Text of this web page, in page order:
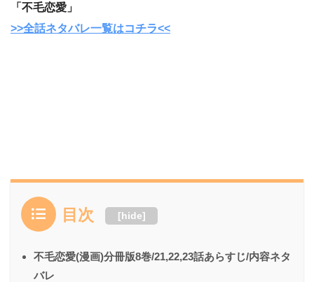
「不毛恋愛」
>>全話ネタバレ一覧はコチラ<<
目次 [hide]
不毛恋愛(漫画)分冊版8巻/21,22,23話あらすじ/内容ネタ
バレ